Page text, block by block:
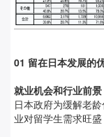
01 留在日本发展的
就业机会和行业前景
日本政府为缓解老
业对留学生需求旺盛